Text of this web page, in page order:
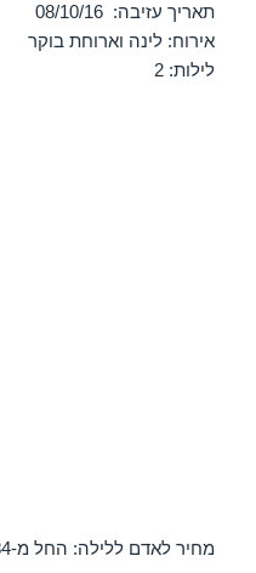
תאריך עזיבה: 08/10/16
אירוח: לינה וארוחת בוקר
לילות: 2
מחיר לאדם ללילה: החל מ-₪484